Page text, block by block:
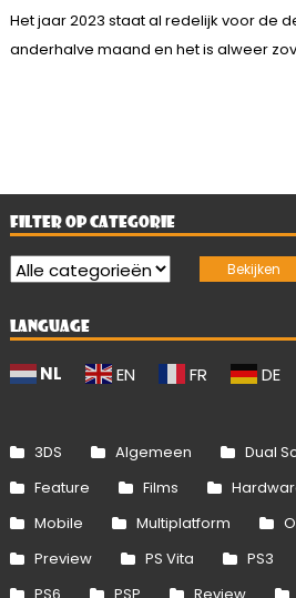
Het jaar 2023 staat al redelijk voor de
anderhalve maand en het is alweer
FILTER OP CATEGORIE
LANGUAGE
NL EN FR DE
3DS Algemeen Dual
Feature
Films
Mobile
Multiplatform
Preview
PS Vita PS3